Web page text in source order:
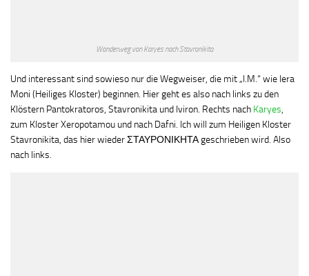
Wanderweg von Karyes nach Stavronikita
Und interessant sind sowieso nur die Wegweiser, die mit „I.M.“ wie Iera
Moni (Heiliges Kloster) beginnen. Hier geht es also nach links zu den
Klöstern Pantokratoros, Stavronikita und Iviron. Rechts nach Karyes,
zum Kloster Xeropotamou und nach Dafni. Ich will zum Heiligen Kloster
Stavronikita, das hier wieder ΣΤΑΥΡΟΝΙΚΗΤΑ geschrieben wird. Also
nach links.